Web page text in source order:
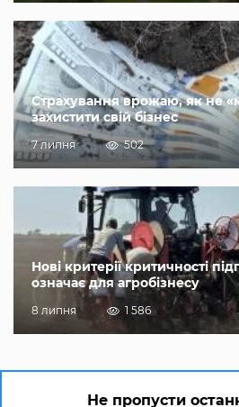
Страхування врожаю, як не
захистити свій бізнес
7 липня 502
Нові критерії критичності
означає для агробізнесу
8 липня 1 586
Не пропусти